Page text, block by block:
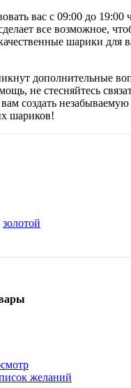
вас с 09:00 до 19:00
все возможное,
шарики для
дополнительные
не стесняйтесь
создать
шариков!
золотой
желаний